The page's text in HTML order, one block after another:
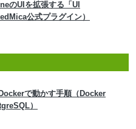
のUIを拡張する「UI
公式プラグイン）
で動かす手順（Docker
）